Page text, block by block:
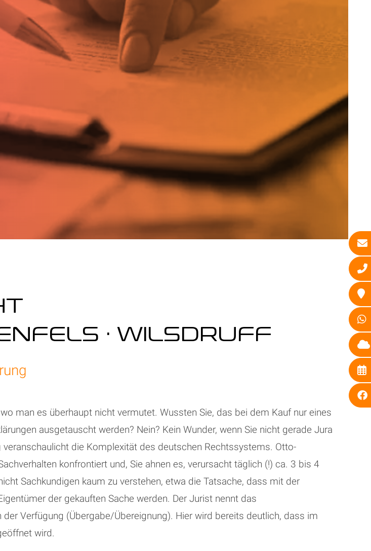
· WILSDRUFF
man es überhaupt nicht vermutet. Wussten Sie, das bei dem Kauf nur eines
ausgetauscht werden? Nein? Kein Wunder, wenn Sie nicht gerade Jura
die Komplexität des deutschen Rechtssystems. Otto-
konfrontiert und, Sie ahnen es, verursacht täglich (!) ca. 3 bis 4
Sachkundigen kaum zu verstehen, etwa die Tatsache, dass mit der
der gekauften Sache werden. Der Jurist nennt das
Verfügung (Übergabe/Übereignung). Hier wird bereits deutlich, dass im
wird.